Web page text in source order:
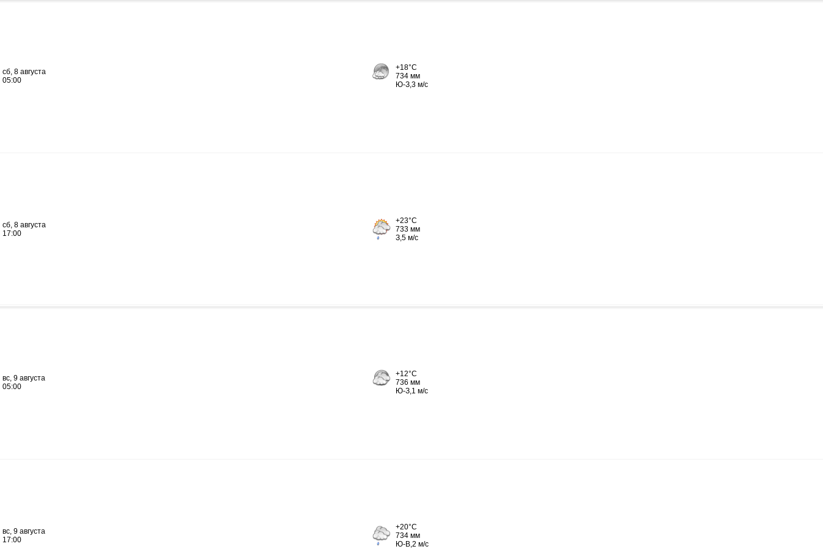
сб, 8 августа
05:00
+18°C
734 мм
Ю-З,3 м/с
сб, 8 августа
17:00
+23°C
733 мм
З,5 м/с
вс, 9 августа
05:00
+12°C
736 мм
Ю-З,1 м/с
вс, 9 августа
17:00
+20°C
734 мм
Ю-В,2 м/с